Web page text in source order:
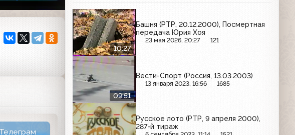
10:27
Башня (РТР, 20.12.2000), Посмертная
передача Юрия Хоя
23 мая 2026, 20:27 121
09:51
Вести-Спорт (Россия, 13.03.2003)
13 января 2023, 16:56 1685
Русское лото (РТР, 9 апреля 2000),
287-й тираж